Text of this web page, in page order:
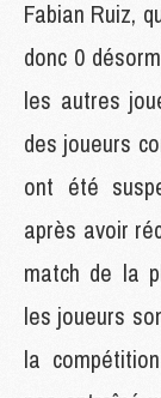
Fabian Ruiz,
donc 0
les autres
des joueurs
ont été
après avoir
match de la
les joueurs
la